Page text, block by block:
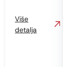
Više
detalja